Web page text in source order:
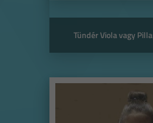
Tündér Viola vagy